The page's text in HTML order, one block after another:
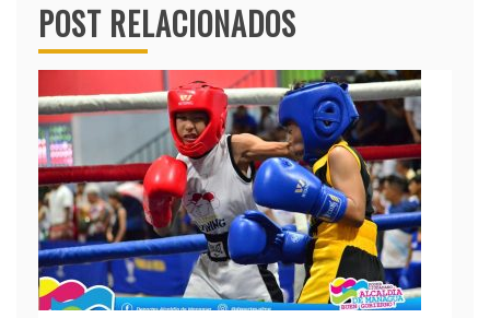
POST RELACIONADOS